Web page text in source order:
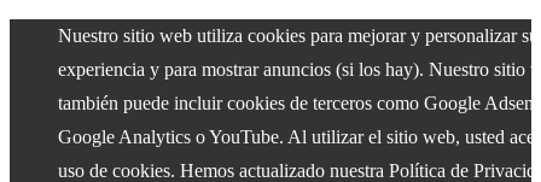
Nuestro sitio web utiliza cookies para mejorar y personalizar su
experiencia y para mostrar anuncios (si los hay). Nuestro sitio
también puede incluir cookies de terceros como Google
Google Analytics o YouTube. Al utilizar el sitio web, usted
uso de cookies. Hemos actualizado nuestra Política de